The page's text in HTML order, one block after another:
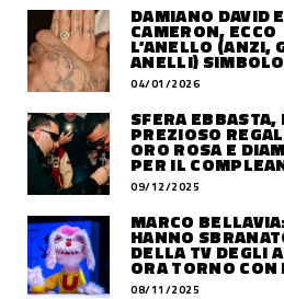
DAMIANO DAVID
CAMERON, ECCO
L’ANELLO (ANZI,
ANELLI)
LORO AMORE
04/01/2026
SFERA EBBASTA,
PREZIOSO
ORO ROSA E
PER IL
QUANTO VALE
09/12/2025
MARCO
HANNO
DELLA TV DEGLI
ORA TORNO
BUM BAM PARTY”
08/11/2025